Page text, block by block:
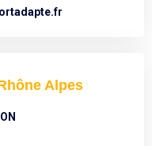
Alpes